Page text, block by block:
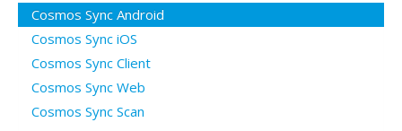
Questions ouvertes
Connexion
Cosmos Sync Android
Cosmos Sync iOS
Cosmos Sync Client
Cosmos Sync Web
Cosmos Sync Scan